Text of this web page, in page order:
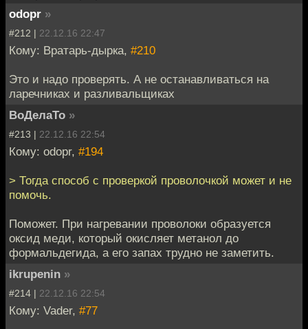
odopr »
#212 | 22.12.16 22:47
Кому: Вратарь-дырка, #210
Это и надо проверять. А не останавливаться на
ларечниках и разливальщиках
ВоДелаТо »
#213 | 22.12.16 22:54
Кому: odopr, #194
> Тогда способ с проверкой проволочкой может и не
помочь.
Поможет. При нагревании проволоки образуется
оксид меди, который окисляет метанол до
формальдегида, а его запах трудно не заметить.
ikrupenin »
#214 | 22.12.16 22:54
Кому: Vader, #77